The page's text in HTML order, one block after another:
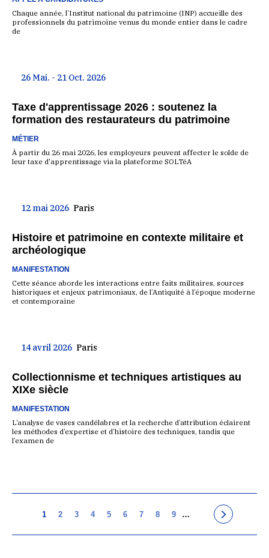
Chaque année, l’Institut national du patrimoine (INP) accueille des
professionnels du patrimoine venus du monde entier dans le cadre
de
26 Mai. - 21 Oct. 2026
Taxe d'apprentissage 2026 : soutenez la
formation des restaurateurs du patrimoine
MÉTIER
À partir du 26 mai 2026, les employeurs peuvent affecter le solde de
leur taxe d'apprentissage via la plateforme SOLTéA
12 mai 2026 Paris
Histoire et patrimoine en contexte militaire et
archéologique
MANIFESTATION
Cette séance aborde les interactions entre faits militaires, sources
historiques et enjeux patrimoniaux, de l’Antiquité à l’époque moderne
et contemporaine
14 avril 2026 Paris
Collectionnisme et techniques artistiques au
XIXe siècle
MANIFESTATION
L’analyse de vases candélabres et la recherche d’attribution éclairent
les méthodes d’expertise et d’histoire des techniques, tandis que
l’examen de
1 2 3 4 5 6 7 8 9 …